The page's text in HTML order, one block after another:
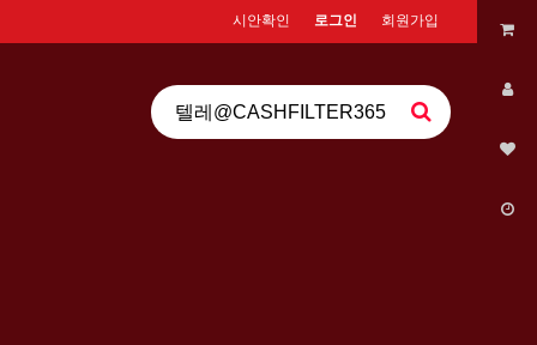
회원가입
로그인
시안확인